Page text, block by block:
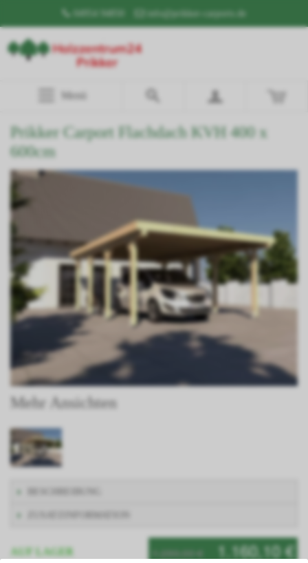
info@prikker-carports.de
Menü
Prikker Carport Flachdach KVH 400 x
600cm
Mehr Ansichten
1.289,00 € 1.160,10 €
AUF LAGER